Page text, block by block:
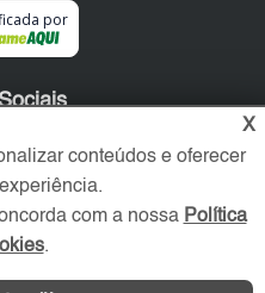
por
X
conteúdos e oferecer
com a nossa Política
.